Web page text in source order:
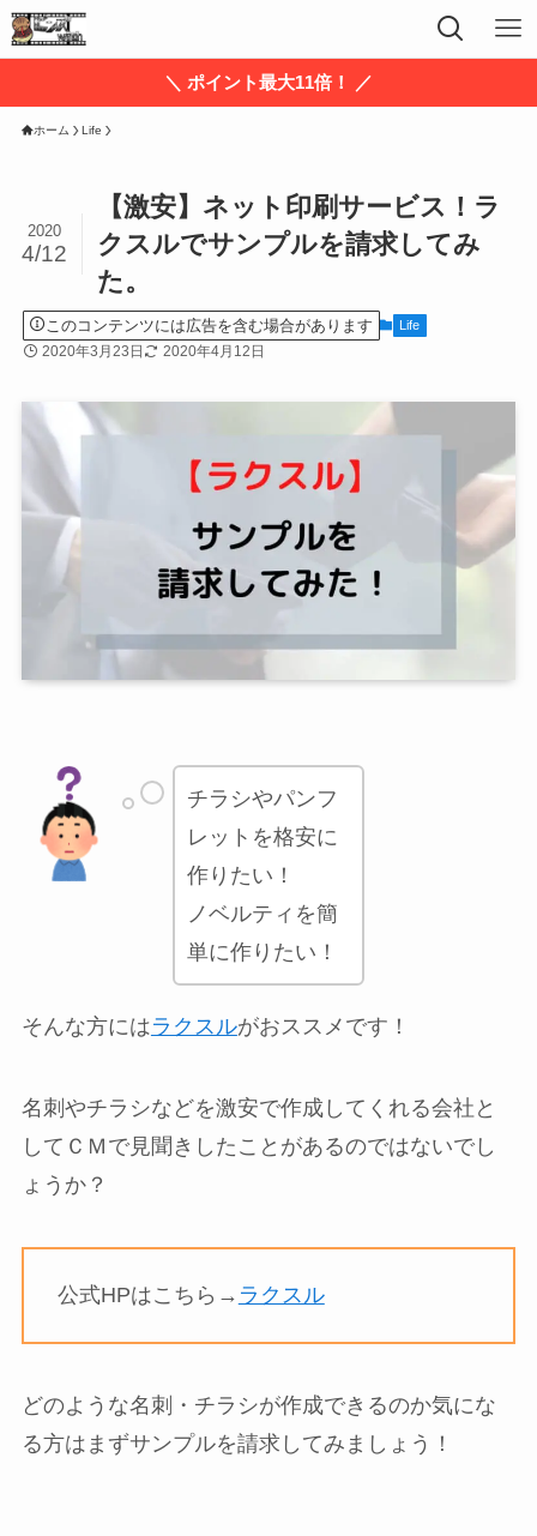
＼ ポイント最大11倍！ ／
ホーム Life
【激安】ネット印刷サービス！ラ
クスルでサンプルを請求してみ
た。
2020
4/12
このコンテンツには広告を含む場合があります Life
2020年3月23日 2020年4月12日
チラシやパンフ
レットを格安に
作りたい！
ノベルティを簡
単に作りたい！
そんな方にはラクスルがおススメです！
名刺やチラシなどを激安で作成してくれる会社と
してＣＭで見聞きしたことがあるのではないでし
ょうか？
公式HPはこちら→ ラクスル
どのような名刺・チラシが作成できるのか気にな
る方はまずサンプルを請求してみましょう！